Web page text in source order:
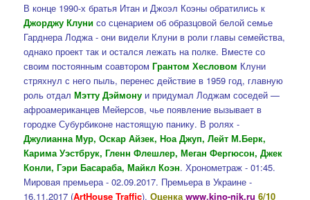
В конце 1990-х братья Итан и Джоэл Коэны обратились к
Джорджу Клуни со сценарием об образцовой белой семье
Гарднера Лоджа - они видели Клуни в роли главы семейства,
однако проект так и остался лежать на полке. Вместе со
своим постоянным соавторомГрантом Хесловом Клуни
стряхнул с него пыль, перенес действие в 1959 год, главную
роль отдал Мэтту Дэймону и придумал Лоджам соседей —
афроамериканцев Мейерсов, чье появление вызывает в
городке Субурбиконе настоящую панику. В ролях -
Джулианна Мур, Оскар Айзек, Ноа Джуп, Лейт М.Берк,
Карима Уэстбрук, Гленн Флешлер, Меган Фергюсон, Джек
Конли, Гэри Басараба, Майкл Коэн. Хронометраж - 01:45.
Мировая премьера - 02.09.2017. Премьера в Украине -
16.11.2017 (ArtHouse Traffic).Оценкаwww.kino-nik.ru 6/10